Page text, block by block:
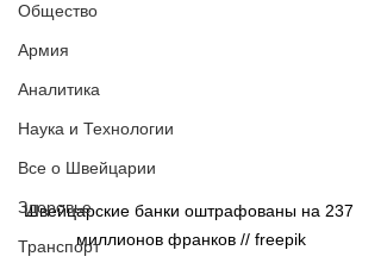
Общество
Армия
Аналитика
Наука и Технологии
Все о Швейцарии
Здоровье
Транспорт
Швейцарские банки оштрафованы на 237
миллионов франков // freepik